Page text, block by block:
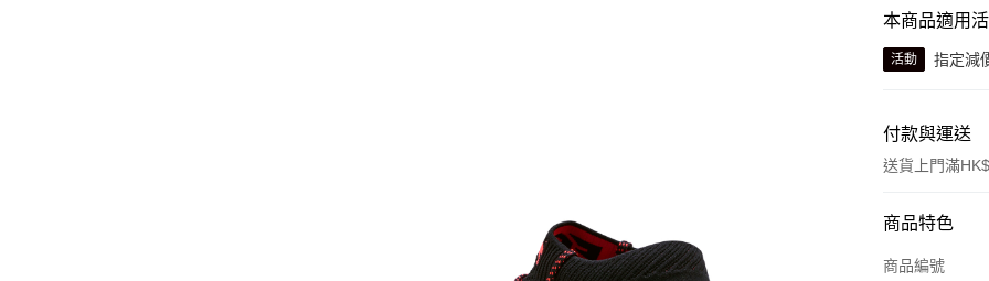
本商品適用
活動 指定減
付款與運送
送貨上門滿
付款方式
信用卡
商品特色
商品編號